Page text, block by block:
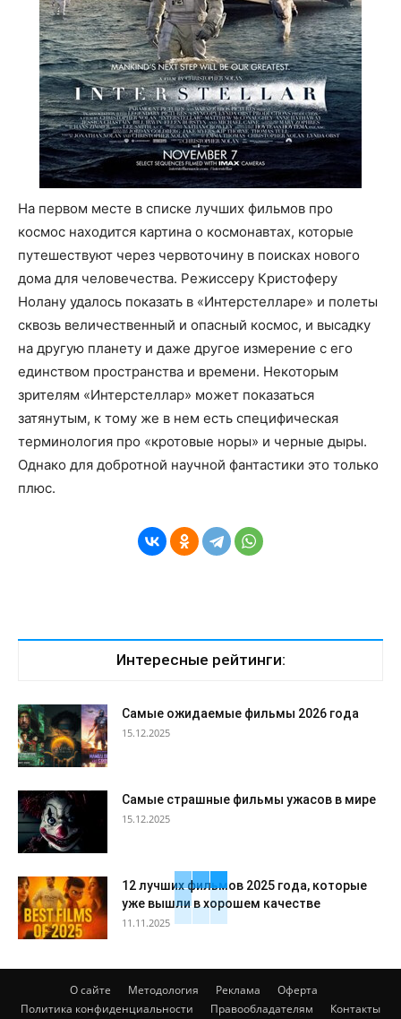
На первом месте в списке лучших фильмов про
космос находится картина о космонавтах, которые
путешествуют через червоточину в поисках нового
дома для человечества. Режиссеру Кристоферу
Нолану удалось показать в «Интерстелларе» и полеты
сквозь величественный и опасный космос, и высадку
на другую планету и даже другое измерение с его
единством пространства и времени. Некоторым
зрителям «Интерстеллар» может показаться
затянутым, к тому же в нем есть специфическая
терминология про «кротовые норы» и черные дыры.
Однако для добротной научной фантастики это только
плюс.
Интересные рейтинги:
Самые ожидаемые фильмы 2026 года
15.12.2025
Самые страшные фильмы ужасов в мире
15.12.2025
12 лучших фильмов 2025 года, которые
уже вышли в хорошем качестве
11.11.2025
О сайте Методология Реклама
Оферта
Политика конфиденциальности
Правообладателям Контакты